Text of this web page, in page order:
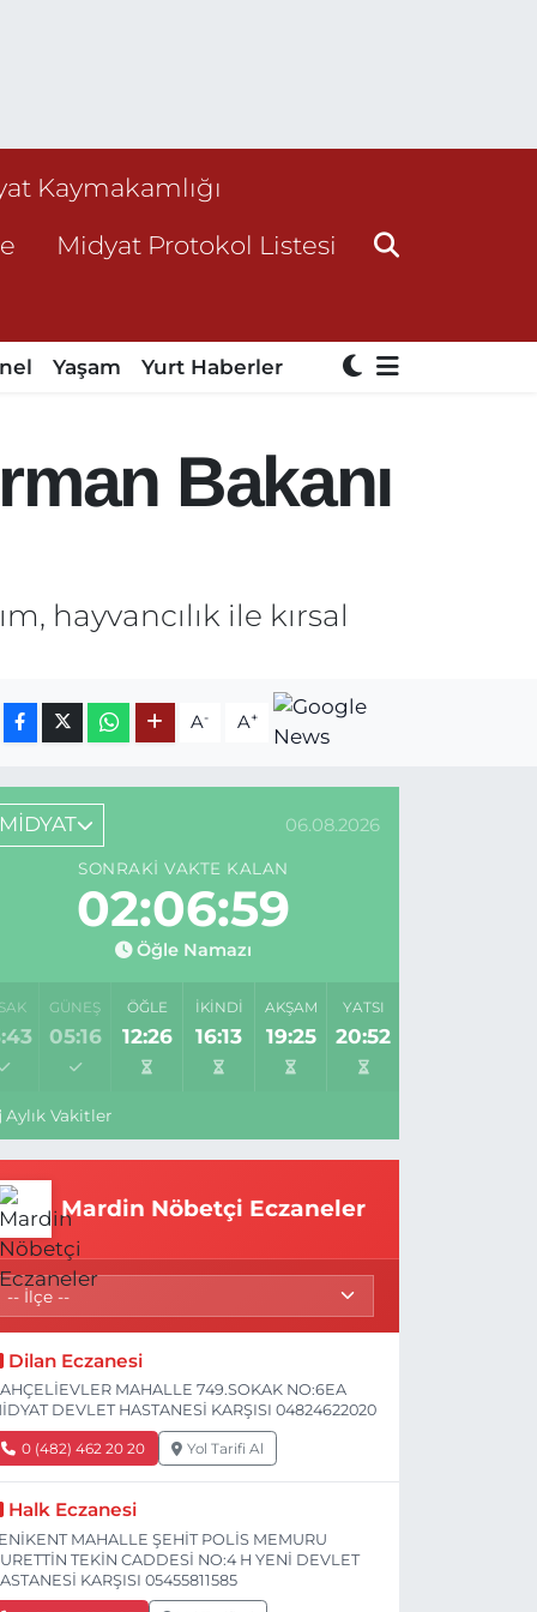
Kaymakamlığı
Midyat Protokol Listesi
Yaşam Yurt Haberler
Bakanı
hayvancılık ile kırsal
A- A+
MİDYAT 06.08.2026
SONRAKI VAKTE KALAN
02:06:59
Öğle Namazı
GÜNEŞ
05:16
ÖĞLE
12:26
İKINDI
16:13
AKŞAM
19:25
YATSI
20:52
Aylık Vakitler
Mardin Nöbetçi Eczaneler
Dilan Eczanesi
MAHALLE 749.SOKAK NO:6EA
DEVLET HASTANESİ KARŞISI 04824622020
0 (482) 462 20 20 Yol Tarifi Al
Halk Eczanesi
MAHALLE ŞEHİT POLİS MEMURU
TEKİN CADDESİ NO:4 H YENİ DEVLET
KARŞISI 05455811585